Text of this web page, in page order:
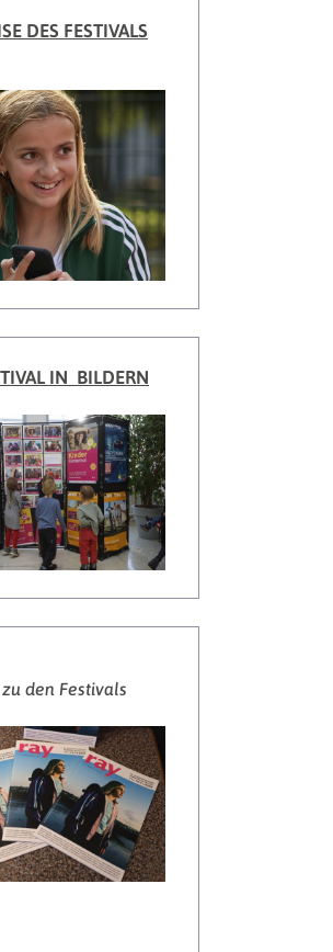
DES FESTIVALS
IN BILDERN
den Festivals